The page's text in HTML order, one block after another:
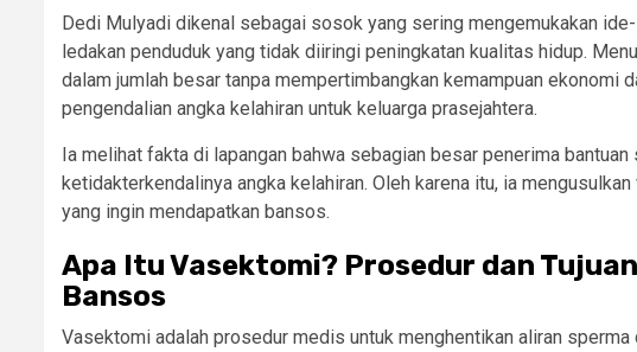
Dedi Mulyadi dikenal sebagai sosok yang sering mengemukakan
ledakan penduduk yang tidak diiringi peningkatan kualitas hidup.
dalam jumlah besar tanpa mempertimbangkan kemampuan ekonomi
pengendalian angka kelahiran untuk keluarga prasejahtera.
Ia melihat fakta di lapangan bahwa sebagian besar penerima
ketidakterkendalinya angka kelahiran. Oleh karena itu, ia
yang ingin mendapatkan bansos.
Apa Itu Vasektomi? Prosedur dan
Bansos
Vasektomi adalah prosedur medis untuk menghentikan aliran